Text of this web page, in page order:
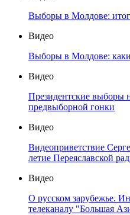
Выборы в Молдове:
Видео
Выборы в Молдове:
Видео
Президентские выборы
предвыборной гонки
Видео
Видеоприветствие
летие Переяславской
Видео
О русском зарубежье.
телеканалу "Большая